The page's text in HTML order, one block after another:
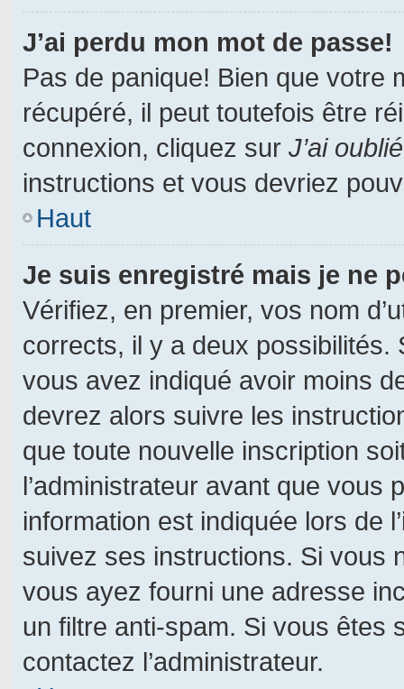
J’ai perdu mon mot de passe!
Pas de panique! Bien que votre
récupéré, il peut toutefois être
connexion, cliquez sur J’ai
instructions et vous devriez
Haut
Je suis enregistré mais je ne
Vérifiez, en premier, vos nom
corrects, il y a deux possibilités.
vous avez indiqué avoir moins
devrez alors suivre les
que toute nouvelle inscription
l’administrateur avant que vous
information est indiquée lors de
suivez ses instructions. Si vous
vous ayez fourni une adresse
un filtre anti-spam. Si vous êtes
contactez l’administrateur.